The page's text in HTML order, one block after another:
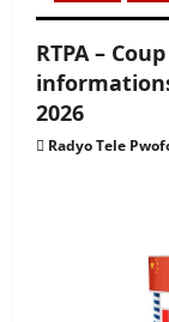
RTPA –
2026
Radyo Tele